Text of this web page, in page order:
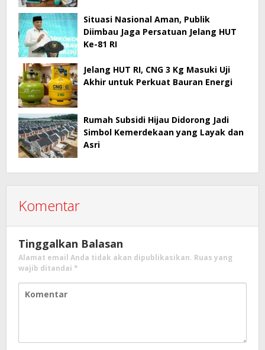
Situasi Nasional Aman, Publik
Diimbau Jaga Persatuan Jelang HUT
Ke-81 RI
Jelang HUT RI, CNG 3 Kg Masuki Uji
Akhir untuk Perkuat Bauran Energi
Rumah Subsidi Hijau Didorong Jadi
Simbol Kemerdekaan yang Layak dan
Asri
Komentar
Tinggalkan Balasan
Alamat email Anda tidak akan dipublikasikan. Ruas yang
wajib ditandai *